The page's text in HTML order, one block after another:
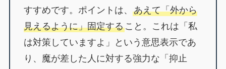
すすめです。ポイントは、 あえて「外から
見えるように」固定すること。これは「私
は対策していますよ」という意思表示であ
り、魔が差した人に対する強力な「抑止